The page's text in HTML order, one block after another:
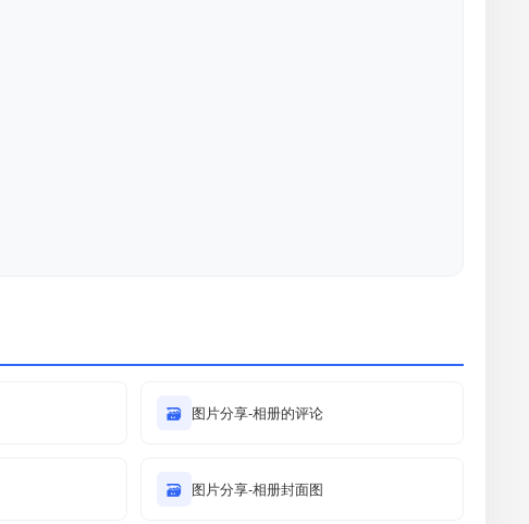
🗃 图片分享-相册的评论
🗃 图片分享-相册封面图